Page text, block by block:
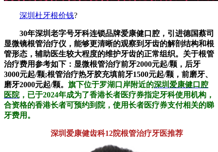
深圳杜牙根价钱?
30年深圳老字号牙科连锁品牌爱康健口腔，引进德国蔡司
显微镜根管治疗仪，能够更清晰的观察到牙齿的解剖结构和根
管形态，辅助医生较大程度的维护牙齿的正常组织。关于根管
治疗费用参考如下：显微根管治疗前牙2000元起/颗，后牙
3000元起/颗;根管治疗热牙胶充填前牙1500元起/颗，前磨牙、
磨牙2000元起/颗。 旗下位于罗湖口岸附近的深圳爱康健口腔
医院，已于2024年成为了香港长者医疗券指定牙科使用机构，
合资格的香港长者可预约到院，使用长者医疗券支付相关的睇
牙费用。
深圳爱康健齿科12院根管治疗牙医推荐